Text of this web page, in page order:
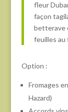
fleur
façon
betterave
feuilles au
Option :
Fromages
Hazard)